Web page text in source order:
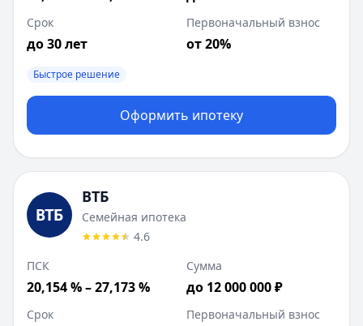
Срок
до 30 лет
Первоначальный взнос
от 20%
Быстрое решение
Оформить ипотеку
ВТБ
Семейная ипотека
4.6
ПСК
20,154 % – 27,173 %
Сумма
до 12 000 000 ₽
Срок Первоначальный взнос